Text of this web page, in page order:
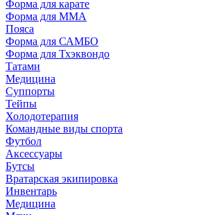
Форма для карате
Форма для MMA
Пояса
Форма для САМБО
Форма для Тхэквондо
Татами
Медицина
Суппорты
Тейпы
Холодотерапия
Командные виды спорта
Футбол
Аксессуары
Бутсы
Вратарская экипировка
Инвентарь
Медицина